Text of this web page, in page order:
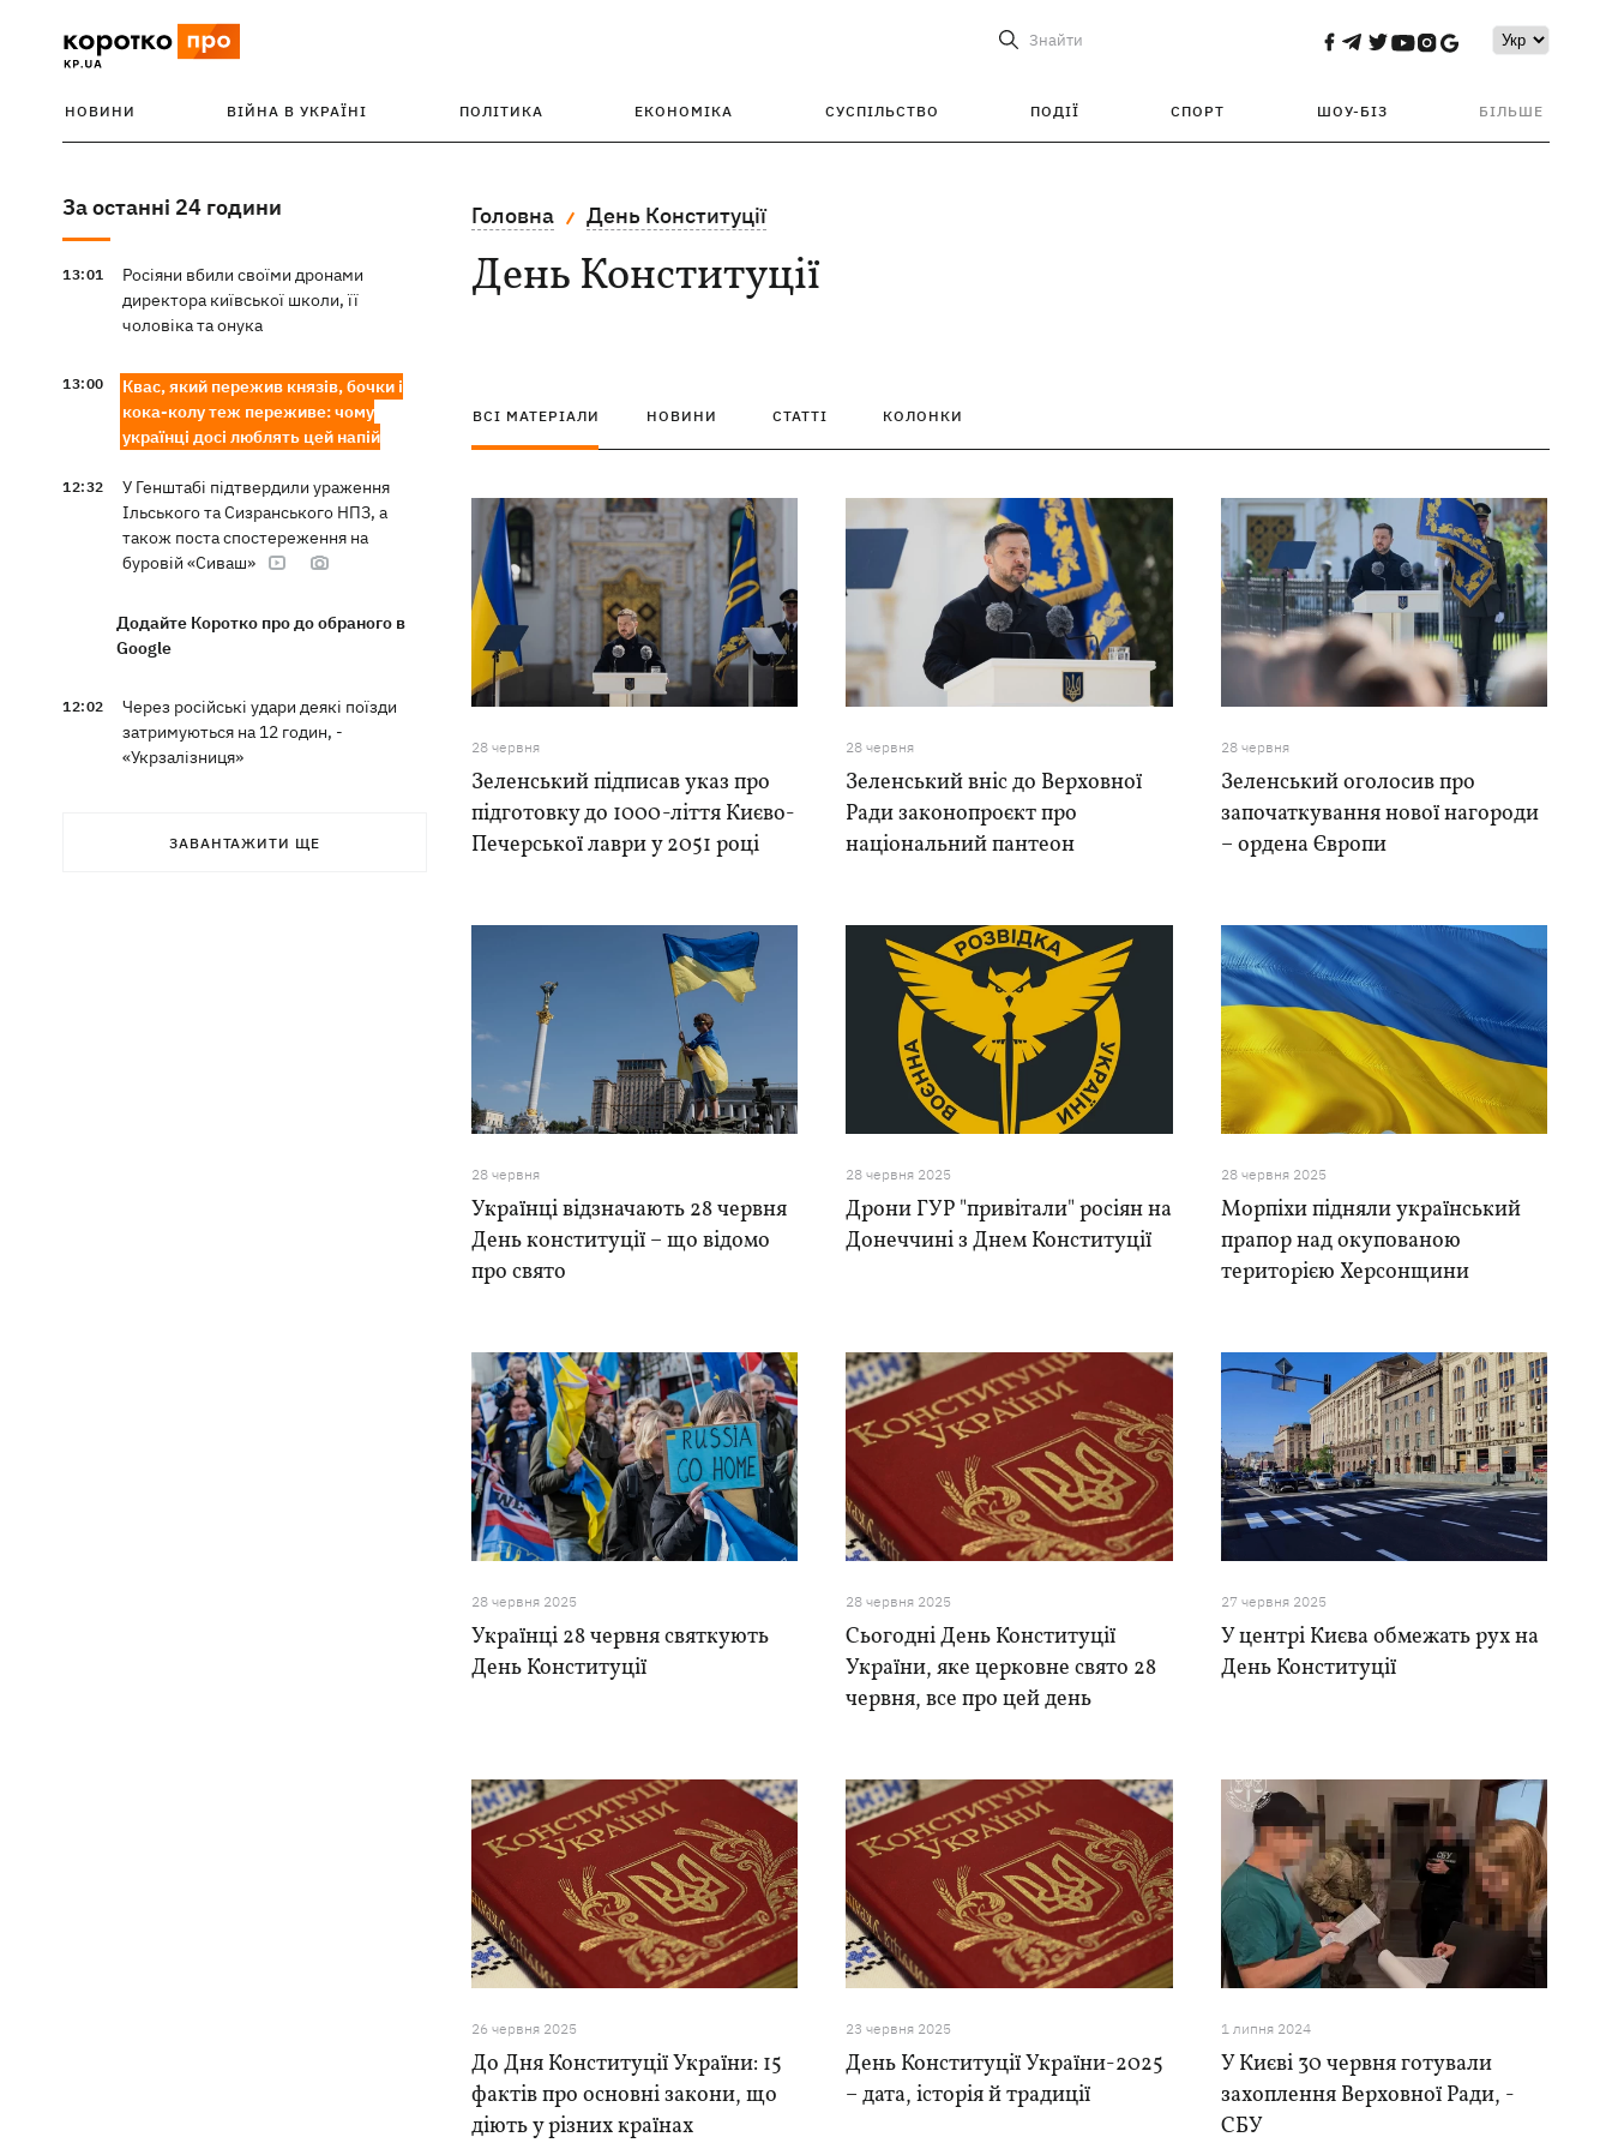
Знайти
НОВИНИ ВІЙНА В УКРАЇНІ ПОЛІТИКА ЕКОНОМІКА СУСПІЛЬСТВО ПОДІЇ СПОРТ ШОУ-БІЗ БІЛЬШЕ
За останні 24 години
13:01
Росіяни вбили своїми дронами
директора київської школи, її
чоловіка та онука
13:00
Квас, який пережив князів, бочки і
кока-колу теж переживе: чому
українці досі люблять цей напій
12:32
У Генштабі підтвердили ураження
Ільського та Сизранського НПЗ, а
також поста спостереження на
буровій «Сиваш»
Додайте Коротко про до обраного в
Google
12:02
Через російські удари деякі поїзди
затримуються на 12 годин, -
«Укрзалізниця»
обіцянки щодо ракет для Patriot і що
ЗАВАНТАЖИТИ ЩЕ
Головна День Конституції
День Конституції
ВСІ МАТЕРІАЛИ НОВИНИ СТАТТІ КОЛОНКИ
28 червня
Зеленський підписав указ про
підготовку до 1000-ліття Києво-
Печерської лаври у 2051 році
28 червня
Зеленський вніс до Верховної
Ради законопроєкт про
національний пантеон
28 червня
Зеленський оголосив про
започаткування нової нагороди
– ордена Європи
28 червня
Українці відзначають 28 червня
День конституції – що відомо
про свято
28 червня 2025
Дрони ГУР "привітали" росіян на
Донеччині з Днем Конституції
28 червня 2025
Морпіхи підняли український
прапор над окупованою
територією Херсонщини
28 червня 2025
Українці 28 червня святкують
День Конституції
28 червня 2025
Сьогодні День Конституції
України, яке церковне свято 28
червня, все про цей день
27 червня 2025
У центрі Києва обмежать рух на
День Конституції
26 червня 2025
До Дня Конституції України: 15
фактів про основні закони, що
діють у різних країнах
23 червня 2025
День Конституції України-2025
– дата, історія й традиції
1 липня 2024
У Києві 30 червня готували
захоплення Верховної Ради, -
СБУ